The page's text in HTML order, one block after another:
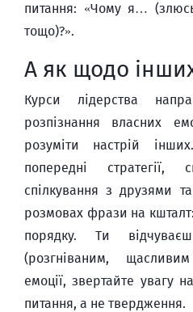
питання: «Чому я…
тощо)?».
А як щодо
Курси лідерства
розпізнання власних
розуміти настрій
попередні стратегії,
спілкування з друзями
розмовах фрази на
порядку. Ти
(розгніваним,
емоції, звертайте увагу
питання, а не твердження.